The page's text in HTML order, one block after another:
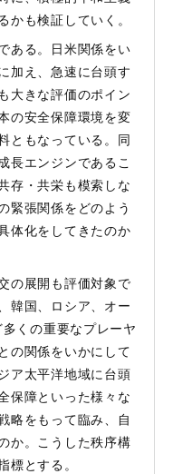
かも検証していく。
ある。日米関係をい
加え、急速に台頭す
大きな評価のポイン
の安全保障環境を変
ともなっている。同
長エンジンであるこ
存・共栄も模索しな
緊張関係をどのよう
体化をしてきたのか
の展開も評価対象で
韓国、ロシア、オー
くの重要なプレーヤ
の関係をいかにして
ア太平洋地域に台頭
保障といった様々な
略をもって臨み、自
か。こうした秩序構
標とする。